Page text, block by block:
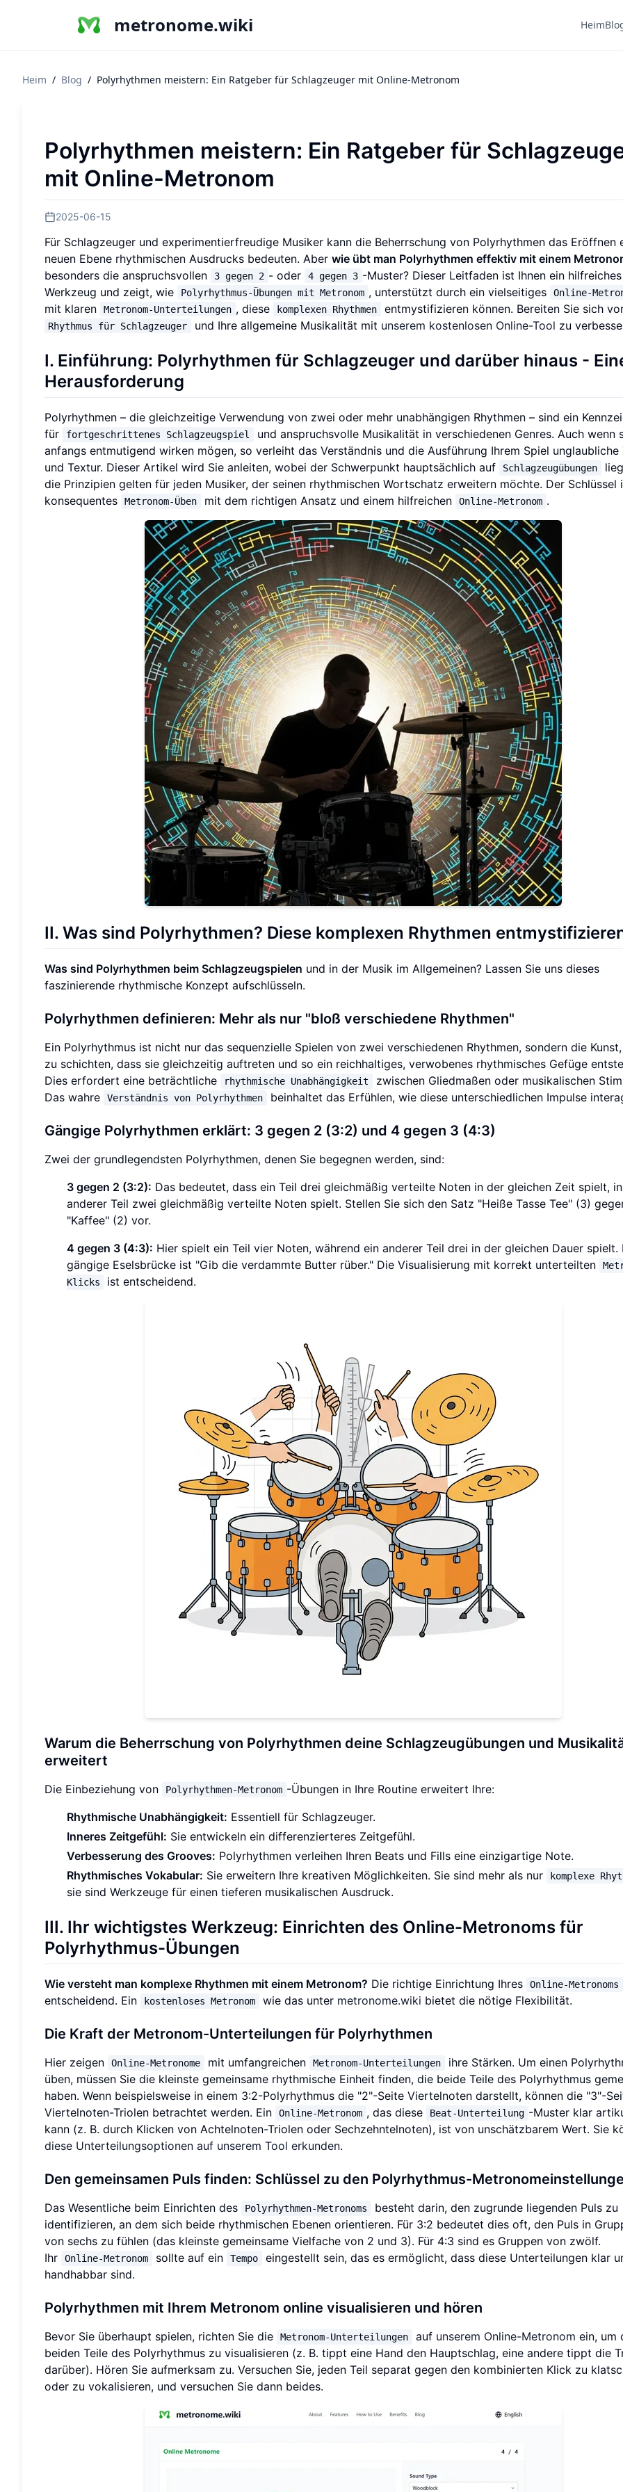
metronome.wiki Heim
Heim / Blog / Polyrhythmen meistern: Ein Ratgeber für Schlagzeuger mit Online-Metronom
Polyrhythmen meistern: Ein Ratgeber für
mit Online-Metronom
2025-06-15
Für Schlagzeuger und experimentierfreudige Musiker kann die Beherrschung von Polyrhythmen das Eröffnen
neuen Ebene rhythmischen Ausdrucks bedeuten. Aber wie übt man Polyrhythmen effektiv mit einem
besonders die anspruchsvollen
3 gegen 2 - oder 4 gegen 3 -Muster? Dieser Leitfaden ist Ihnen ein
Werkzeug und zeigt, wie
Polyrhythmus-Übungen mit Metronom , unterstützt durch ein vielseitiges Online-
mit klaren Metronom-Unterteilungen , diese komplexen Rhythmen entmystifizieren können. Bereiten Sie sich
Rhythmus für Schlagzeuger und Ihre allgemeine Musikalität mit unserem kostenlosen Online-Tool zu
I. Einführung: Polyrhythmen für Schlagzeuger und darüber hinaus -
Herausforderung
Polyrhythmen – die gleichzeitige Verwendung von zwei oder mehr unabhängigen Rhythmen – sind ein
für
fortgeschrittenes Schlagzeugspiel
und anspruchsvolle Musikalität in verschiedenen Genres. Auch wenn
anfangs entmutigend wirken mögen, so verleiht das Verständnis und die Ausführung Ihrem Spiel unglaubliche
und Textur. Dieser Artikel wird Sie anleiten, wobei der Schwerpunkt hauptsächlich auf
Schlagzeugübungen
die Prinzipien gelten für jeden Musiker, der seinen rhythmischen Wortschatz erweitern möchte. Der Schlüssel
konsequentes
Metronom-Üben mit dem richtigen Ansatz und einem hilfreichen Online-Metronom .
II. Was sind Polyrhythmen? Diese komplexen Rhythmen
Was sind Polyrhythmen beim Schlagzeugspielen und in der Musik im Allgemeinen? Lassen Sie uns dieses
faszinierende rhythmische Konzept aufschlüsseln.
Polyrhythmen definieren: Mehr als nur "bloß verschiedene Rhythmen"
Ein Polyrhythmus ist nicht nur das sequenzielle Spielen von zwei verschiedenen Rhythmen, sondern die
zu schichten, dass sie gleichzeitig auftreten und so ein reichhaltiges, verwobenes rhythmisches Gefüge
Dies erfordert eine beträchtliche
rhythmische Unabhängigkeit
zwischen Gliedmaßen oder musikalischen
Das wahre
Verständnis von Polyrhythmen beinhaltet das Erfühlen, wie diese unterschiedlichen Impulse
Gängige Polyrhythmen erklärt: 3 gegen 2 (3:2) und 4 gegen 3 (4:3)
Zwei der grundlegendsten Polyrhythmen, denen Sie begegnen werden, sind:
3 gegen 2 (3:2): Das bedeutet, dass ein Teil drei gleichmäßig verteilte Noten in der gleichen Zeit spielt,
anderer Teil zwei gleichmäßig verteilte Noten spielt. Stellen Sie sich den Satz "Heiße Tasse Tee" (3)
"Kaffee" (2) vor.
4 gegen 3 (4:3): Hier spielt ein Teil vier Noten, während ein anderer Teil drei in der gleichen Dauer spielt.
gängige Eselsbrücke ist "Gib die verdammte Butter rüber." Die Visualisierung mit korrekt unterteilten
Klicks
ist entscheidend.
Warum die Beherrschung von Polyrhythmen deine Schlagzeugübungen und
erweitert
Die Einbeziehung von Polyrhythmen-Metronom -Übungen in Ihre Routine erweitert Ihre:
Rhythmische Unabhängigkeit: Essentiell für Schlagzeuger.
Inneres Zeitgefühl: Sie entwickeln ein differenzierteres Zeitgefühl.
Verbesserung des Grooves: Polyrhythmen verleihen Ihren Beats und Fills eine einzigartige Note.
Rhythmisches Vokabular: Sie erweitern Ihre kreativen Möglichkeiten. Sie sind mehr als nur komplexe
sie sind Werkzeuge für einen tieferen musikalischen Ausdruck.
III. Ihr wichtigstes Werkzeug: Einrichten des Online-Metronoms für
Polyrhythmus-Übungen
Wie versteht man komplexe Rhythmen mit einem Metronom? Die richtige Einrichtung Ihres Online-Metronoms
entscheidend. Ein
kostenloses Metronom wie das unter metronome.wiki bietet die nötige Flexibilität.
Die Kraft der Metronom-Unterteilungen für Polyrhythmen
Hier zeigen Online-Metronome mit umfangreichen Metronom-Unterteilungen
ihre Stärken. Um einen
üben, müssen Sie die kleinste gemeinsame rhythmische Einheit finden, die beide Teile des Polyrhythmus
haben. Wenn beispielsweise in einem 3:2-Polyrhythmus die "2"-Seite Viertelnoten darstellt, können die "3"-
Viertelnoten-Triolen betrachtet werden. Ein
Online-Metronom , das diese Beat-Unterteilung -Muster klar
kann (z. B. durch Klicken von Achtelnoten-Triolen oder Sechzehntelnoten), ist von unschätzbarem Wert. Sie
diese Unterteilungsoptionen auf unserem Tool erkunden.
Den gemeinsamen Puls finden: Schlüssel zu den Polyrhythmus-
Das Wesentliche beim Einrichten des Polyrhythmen-Metronoms
besteht darin, den zugrunde liegenden Puls zu
identifizieren, an dem sich beide rhythmischen Ebenen orientieren. Für 3:2 bedeutet dies oft, den Puls in
von sechs zu fühlen (das kleinste gemeinsame Vielfache von 2 und 3). Für 4:3 sind es Gruppen von zwölf.
Ihr
Online-Metronom sollte auf ein Tempo
eingestellt sein, das es ermöglicht, dass diese Unterteilungen klar
handhabbar sind.
Polyrhythmen mit Ihrem Metronom online visualisieren und hören
Bevor Sie überhaupt spielen, richten Sie die Metronom-Unterteilungen auf unserem Online-Metronom ein, um
beiden Teile des Polyrhythmus zu visualisieren (z. B. tippt eine Hand den Hauptschlag, eine andere tippt die
darüber). Hören Sie aufmerksam zu. Versuchen Sie, jeden Teil separat gegen den kombinierten Klick zu
oder zu vokalisieren, und versuchen Sie dann beides.